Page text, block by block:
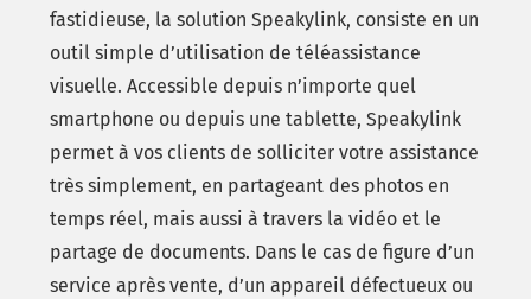
fastidieuse, la solution Speakylink, consiste en un
outil simple d’utilisation de téléassistance
visuelle. Accessible depuis n’importe quel
smartphone ou depuis une tablette, Speakylink
permet à vos clients de solliciter votre assistance
très simplement, en partageant des photos en
temps réel, mais aussi à travers la vidéo et le
partage de documents. Dans le cas de figure d’un
service après vente, d’un appareil défectueux ou